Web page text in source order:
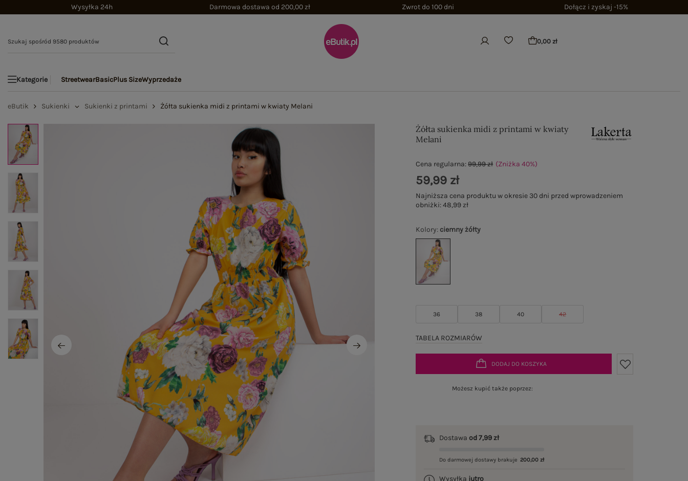
Wysyłka 24h Darmowa dostawa od 200,00 zł Zwrot do 100 dni Dołącz i zyskaj -15%
0,00 zł
Kategorie StreetwearBasicPlus SizeWyprzedaże
eButik Sukienki Sukienki z printami Żółta sukienka midi z printami w kwiaty Melani
Żółta sukienka midi z printami w kwiaty
Melani
Kolory: ciemny żółty
36 38 40 42
TABELA ROZMIARÓW
Cena regularna:99,99 zł (Zniżka40%)
59,99 zł
Najniższa cena produktu w okresie 30 dni przed wprowadzeniem
obniżki:48,99 zł
DODAJ DO KOSZYKA
Możesz kupić także poprzez:
Dostawaod 7,99 zł
Do darmowej dostawy brakuje 200,00 zł
Wysyłka jutro